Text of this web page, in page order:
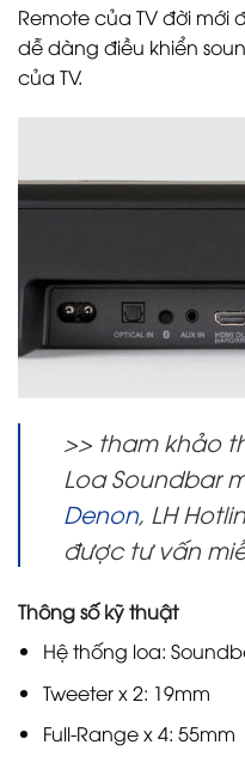
Remote của TV đời mới
dễ dàng điều khiển
của TV.
>> tham khảo
Loa Soundbar
Denon, LH
được tư vấn
Thông số kỹ thuật
Hệ thống loa:
Tweeter x 2: 19mm
Full-Range x 4: 55mm